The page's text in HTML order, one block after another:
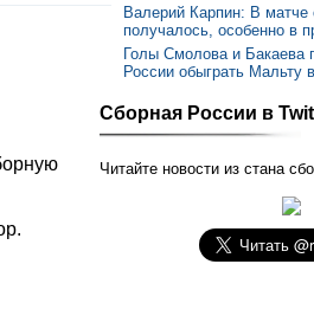
Валерий Карпин: В матче
получалось, особенно в
Голы Смолова и Бакаева
России обыграть Мальту
Сборная России в
Читайте новости из стана